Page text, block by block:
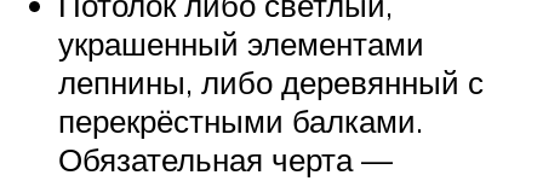
украшенный элементами
лепнины, либо деревянный с
перекрёстными балками.
Обязательная черта —